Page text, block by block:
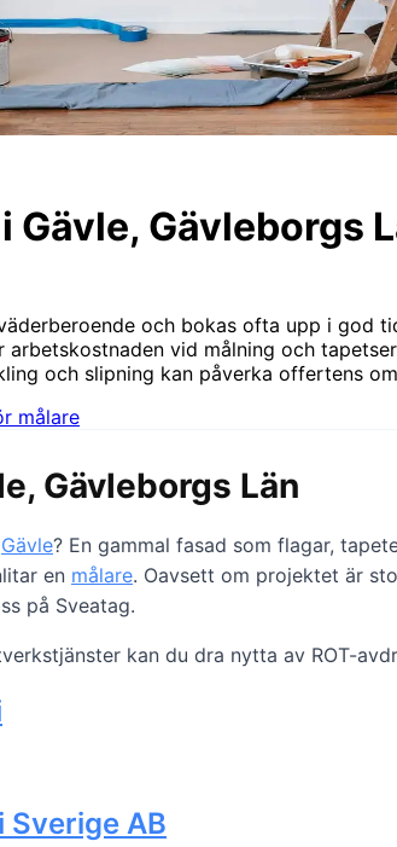
Gävle, Gävleborgs
och bokas ofta upp i god
arbetskostnaden vid målning och
och slipning kan påverka offertens
målare
Gävleborgs Län
Gävle? En gammal fasad som flagar,
en målare. Oavsett om projektet är
på Sveatag.
kan du dra nytta av ROT-
Sverige AB